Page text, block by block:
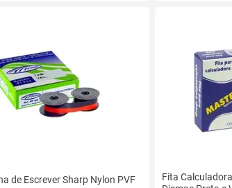
de Escrever Sharp Nylon PVF
Fita